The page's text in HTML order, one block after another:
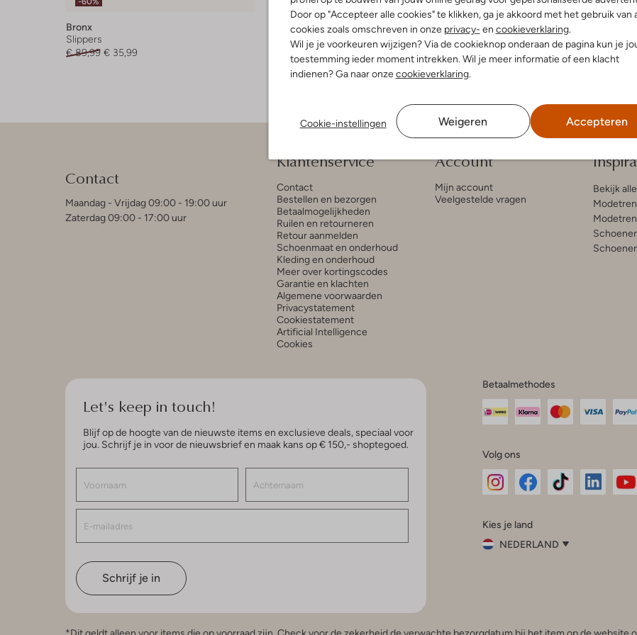
Door op "Accepteer alle cookies" te klikken, ga je akkoord met het gebruik van
cookies zoals omschreven in onze privacy- en cookieverklaring.
Wil je je voorkeuren wijzigen? Via de cookieknop onderaan de pagina kun je
toestemming ieder moment intrekken. Wil je meer informatie of een klacht
indienen? Ga naar onzecookieverklaring.
Cookie-instellingen Weigeren Accepteren
Bronx
Slippers
€ 89,99 € 35,99
Bronx
Sandalen
€ 89,95
€ 44,99
-40%
Bronx
Enkellaarsjes
€ 149,95
Contact
Maandag - Vrijdag 09:00 - 19:00 uur
Zaterdag 09:00 - 17:00 uur
Klantenservice
Contact
Bestellen en bezorgen
Betaalmogelijkheden
Ruilen en retourneren
Retour aanmelden
Schoenmaat en onderhoud
Kleding en onderhoud
Meer over kortingscodes
Garantie en klachten
Algemene voorwaarden
Privacystatement
Cookiestatement
Artificial Intelligence
Cookies
Account
Mijn account
Veelgestelde vragen
Bekijk
Let's keep in touch!
Blijf op de hoogte van de nieuwste items en exclusieve deals, speciaal voor
jou. Schrijf je in voor de nieuwsbrief en maak kans op € 150,- shoptegoed.
Schrijf je in
Betaalmethodes
Volg ons
InstagramFacebook
Kies je land
NEDERLAND
België (Nederlands)